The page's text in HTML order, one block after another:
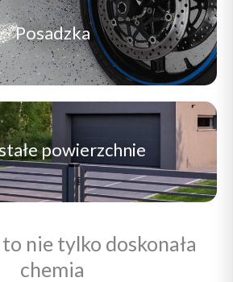
Posadzka
powierzchnie
nie tylko doskonała
chemia